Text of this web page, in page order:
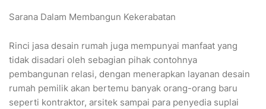
Sarana Dalam Membangun Kekerabatan
Rinci jasa desain rumah juga mempunyai manfaat yang
tidak disadari oleh sebagian pihak contohnya
pembangunan relasi, dengan menerapkan layanan desain
rumah pemilik akan bertemu banyak orang-orang baru
seperti kontraktor, arsitek sampai para penyedia suplai